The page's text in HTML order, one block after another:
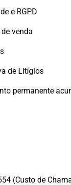
e RGPD
venda
de Litígios
permanente
(Custo de